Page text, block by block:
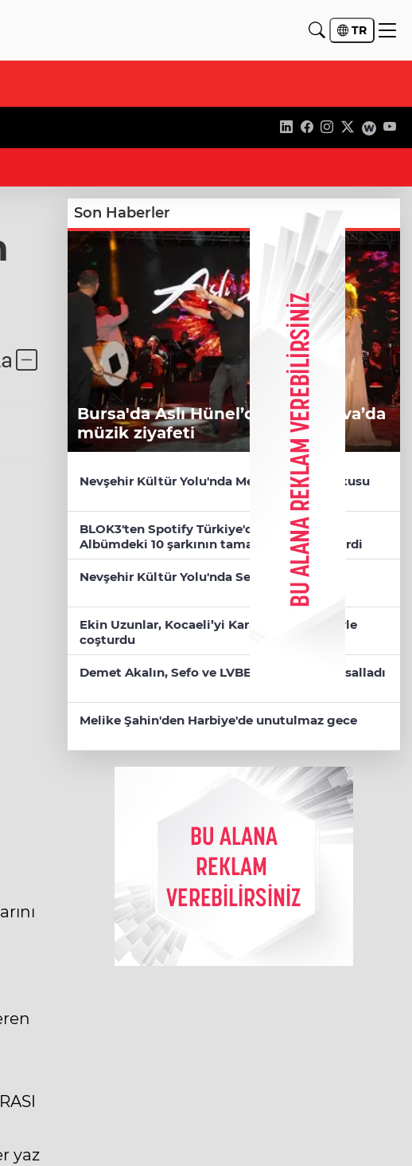
TR
yaz
Son Haberler
Bursa'da Aslı Hünel’den 'Açıkhava’da
müzik ziyafeti
Nevşehir Kültür Yolu'nda Merve Özbey coşkusu
BLOK3'ten Spotify Türkiye'de tarihi rekor...
Albümdeki 10 şarkının tamamı Top 50'ye girdi
Nevşehir Kültür Yolu'nda Sefo coşkusu
Ekin Uzunlar, Kocaeli’yi Karadeniz ezgileriyle
coşturdu
Demet Akalın, Sefo ve LVBEL C5 Bodrum’u salladı
Melike Şahin'den Harbiye'de unutulmaz gece